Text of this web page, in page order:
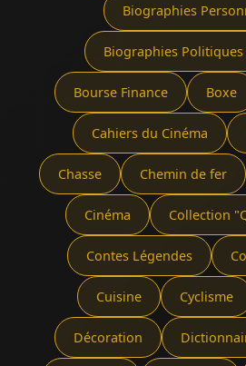
Biographies
Biographies
Bourse Finance Boxe
Cahiers du Cinéma
Chasse Chemin de fer
Cinéma Collection
Contes Légendes
Cuisine Cyclisme
Décoration